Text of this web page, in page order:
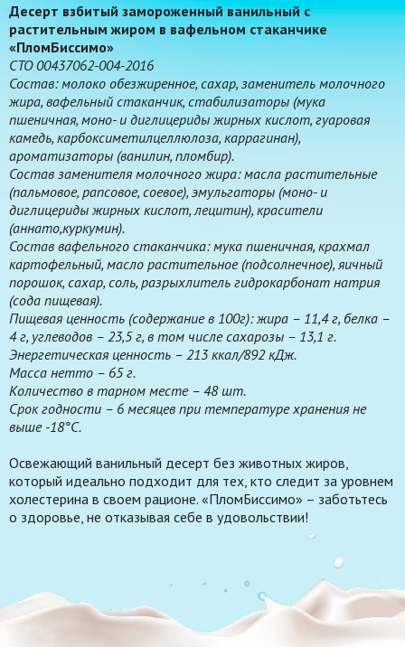
Десерт взбитый замороженный ванильный с
растительным жиром в вафельном стаканчике
«ПломБиссимо»
СТО 00437062-004-2016
Состав: молоко обезжиренное, сахар, заменитель молочного
жира, вафельный стаканчик, стабилизаторы (мука
пшеничная, моно- и диглицериды жирных кислот, гуаровая
камедь, карбоксиметилцеллюлоза, каррагинан),
ароматизаторы (ванилин, пломбир).
Состав заменителя молочного жира: масла растительные
(пальмовое, рапсовое, соевое), эмульгаторы (моно- и
диглицериды жирных кислот, лецитин), красители
(аннато,куркумин).
Состав вафельного стаканчика: мука пшеничная, крахмал
картофельный, масло растительное (подсолнечное), яичный
порошок, сахар, соль, разрыхлитель гидрокарбонат натрия
(сода пищевая).
Пищевая ценность (содержание в 100г): жира – 11,4 г, белка –
4 г, углеводов – 23,5 г, в том числе сахарозы – 13,1 г.
Энергетическая ценность – 213 ккал/892 кДж.
Масса нетто – 65 г.
Количество в тарном месте – 48 шт.
Срок годности – 6 месяцев при температуре хранения не
выше -18°С.
Освежающий ванильный десерт без животных жиров,
который идеально подходит для тех, кто следит за уровнем
холестерина в своем рационе. «ПломБиссимо» – заботьтесь
о здоровье, не отказывая себе в удовольствии!